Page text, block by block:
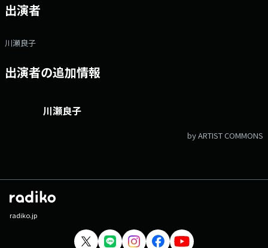
出演者
川瀬良子
出演者の追加情報
川瀬良子
by ARTIST COMMONS
radiko.jp